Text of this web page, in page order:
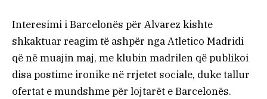
Interesimi i Barcelonës për Alvarez kishte
shkaktuar reagim të ashpër nga Atletico Madridi
që në muajin maj, me klubin madrilen që publikoi
disa postime ironike në rrjetet sociale, duke tallur
ofertat e mundshme për lojtarët e Barcelonës.